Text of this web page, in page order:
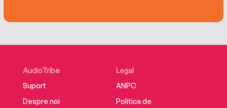
PRAISE FOR CATHERINE COOPER:
AudioTribe
Suport
Despre noi
Legal
ANPC
Politica de